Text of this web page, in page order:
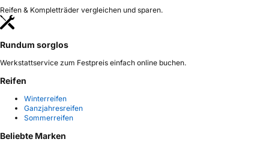
Reifen & Kompletträder vergleichen und sparen.
Rundum sorglos
Werkstattservice zum Festpreis einfach online buchen.
Reifen
Winterreifen
Ganzjahresreifen
Sommerreifen
Beliebte Marken